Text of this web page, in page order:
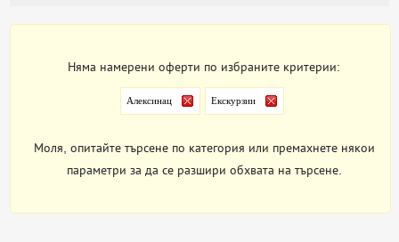
Няма намерени оферти по избраните критерии:
Алексинац Екскурзии
Моля, опитайте търсене по категория или премахнете някои
параметри за да се разшири обхвата на търсене.